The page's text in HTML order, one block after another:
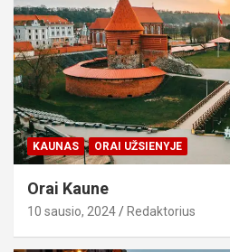
KAUNAS ORAI UŽSIENYJE
Orai Kaune
10 sausio, 2024 Redaktorius